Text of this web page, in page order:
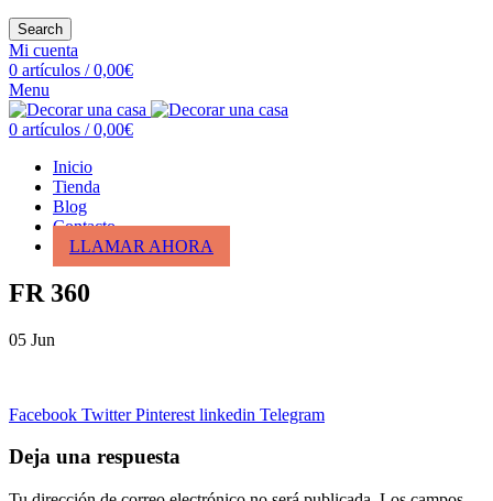
Search
Mi cuenta
0 artículos / 0,00€
Menu
0 artículos / 0,00€
Inicio
Tienda
Blog
Contacto
LLAMAR AHORA
FR 360
05 Jun
Facebook Twitter Pinterest linkedin Telegram
Deja una respuesta